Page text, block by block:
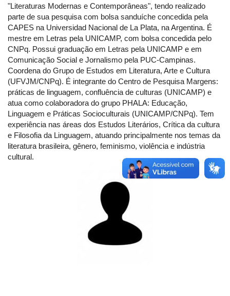
"Literaturas Modernas e Contemporâneas", tendo realizado
parte de sua pesquisa com bolsa sanduíche concedida pela
CAPES na Universidad Nacional de La Plata, na Argentina. É
mestre em Letras pela UNICAMP, com bolsa concedida pelo
CNPq. Possui graduação em Letras pela UNICAMP e em
Comunicação Social e Jornalismo pela PUC-Campinas.
Coordena do Grupo de Estudos em Literatura, Arte e Cultura
(UFVJM/CNPq). É integrante do Centro de Pesquisa Margens:
práticas de linguagem, confluência de culturas (UNICAMP) e
atua como colaboradora do grupo PHALA: Educação,
Linguagem e Práticas Socioculturais (UNICAMP/CNPq). Tem
experiência nas áreas dos Estudos Literários, Crítica da cultura
e Filosofia da Linguagem, atuando principalmente nos temas da
literatura brasileira, gênero, feminismo, violência e indústria
cultural.